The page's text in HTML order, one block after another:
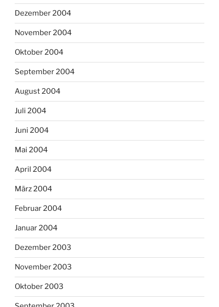
Dezember 2004
November 2004
Oktober 2004
September 2004
August 2004
Juli 2004
Juni 2004
Mai 2004
April 2004
März 2004
Februar 2004
Januar 2004
Dezember 2003
November 2003
Oktober 2003